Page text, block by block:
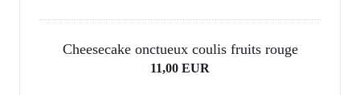
Cheesecake onctueux coulis fruits rouge
11,00 EUR